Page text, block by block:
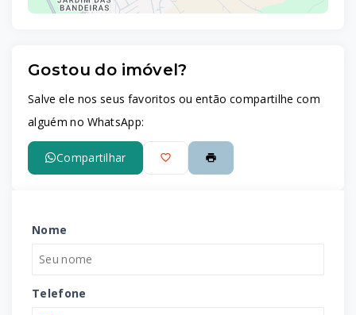
Gostou do imóvel?
Salve ele nos seus favoritos ou então compartilhe com
alguém no WhatsApp:
Compartilhar
Nome
Telefone